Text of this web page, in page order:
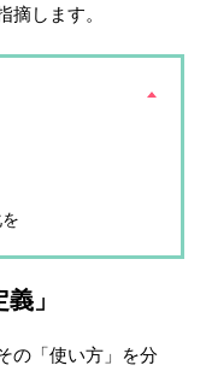
摘します。
」
の「使い方」を分